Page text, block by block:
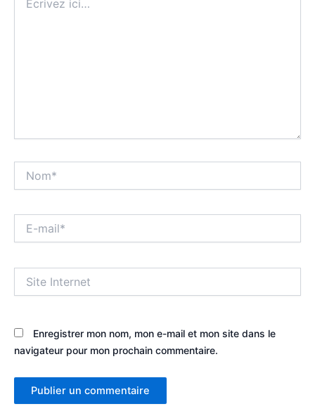
ici…
mail*
Internet
Enregistrer mon nom, mon e-mail et mon site dans le
navigateur pour mon prochain commentaire.